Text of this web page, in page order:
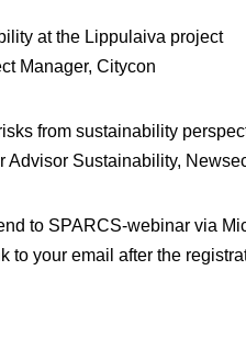
at the Lippulaiva project
Manager, Citycon
from sustainability
Advisor Sustainability,
to SPARCS-webinar via
to your email after the